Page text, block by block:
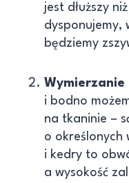
jest dłuższy
dysponujemy,
będziemy
Wymierzanie
i bodno
na tkaninie –
o określonych
i kedry to
a wysokość